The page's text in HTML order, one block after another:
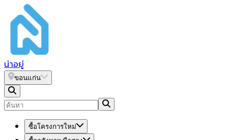
น่าอยู่
ขอนแก่น
ซื้อโครงการใหม่